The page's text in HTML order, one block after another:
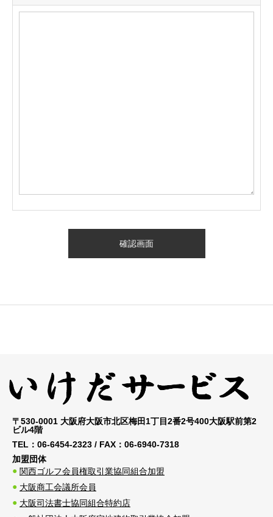
〒530-0001 大阪府大阪市北区梅田1丁目2番2号400大阪駅前第2
ビル4階
TEL： 06-6454-2323 / FAX： 06-6940-7318
加盟団体
関西ゴルフ会員権取引業協同組合加盟
大阪商工会議所会員
大阪司法書士協同組合特約店